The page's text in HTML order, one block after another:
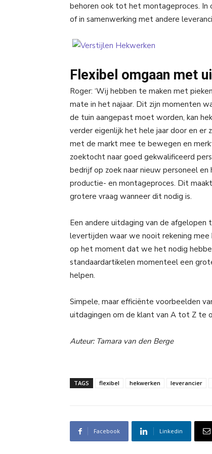
behoren ook tot het montageproces.
of in samenwerking met andere
Flexibel omgaan met
Roger: ‘Wij hebben te maken met
mate in het najaar. Dit zijn momenten
de tuin aangepast moet worden, kan
verder eigenlijk het hele jaar door en er
met de markt mee te bewegen en
zoektocht naar goed gekwalificeerd
bedrijf op zoek naar nieuw personeel
productie- en montageproces. Dit
grotere vraag wanneer dit nodig is.
Een andere uitdaging van de
levertijden waar we nooit rekening mee
op het moment dat we het nodig
standaardartikelen momenteel een
helpen.
Simpele, maar efficiënte voorbeelden
uitdagingen om de klant van A tot Z te
Auteur: Tamara van den Berge
TAGS flexibel hekwerken leverancier
Facebook Linkedin